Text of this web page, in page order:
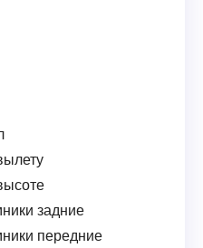
задние
передние